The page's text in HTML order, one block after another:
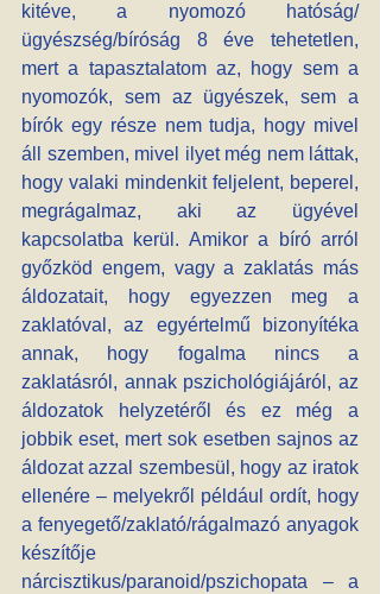
kitéve, a nyomozó hatóság/
ügyészség/bíróság 8 éve tehetetlen,
mert a tapasztalatom az, hogy sem a
nyomozók, sem az ügyészek, sem a
bírók egy része nem tudja, hogy mivel
áll szemben, mivel ilyet még nem láttak,
hogy valaki mindenkit feljelent, beperel,
megrágalmaz, aki az ügyével
kapcsolatba kerül. Amikor a bíró arról
győzköd engem, vagy a zaklatás más
áldozatait, hogy egyezzen meg a
zaklatóval, az egyértelmű bizonyítéka
annak, hogy fogalma nincs a
zaklatásról, annak pszichológiájáról, az
áldozatok helyzetéről és ez még a
jobbik eset, mert sok esetben sajnos az
áldozat azzal szembesül, hogy az iratok
ellenére – melyekről például ordít, hogy
a fenyegető/zaklató/rágalmazó anyagok
készítője
nárcisztikus/paranoid/pszichopata – a